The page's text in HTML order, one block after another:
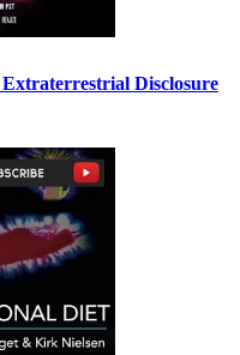
Disclosure